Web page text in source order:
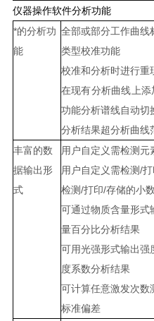
仪器操作软件分析功能
*的分析功
能
全部或部分工作曲线
类型校准功能
校准和分析时进行重
在现有分析曲线上
功能分析谱线自动切
分析结果超分析曲线
丰富的数
据输出形
式
用户自定义需检测元
用户自定义需检测/打
检测/打印/存储的小
可通过物质含量形式
量百分比分析结果
可用光强形式输出强
度系数分析结果
可计算任意激发次数
标准偏差